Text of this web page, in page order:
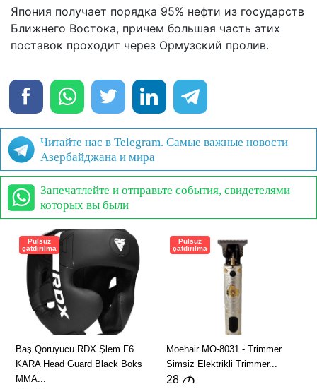
Япония получает порядка 95% нефти из государств
Ближнего Востока, причем большая часть этих
поставок проходит через Ормузский пролив.
Читайте нас в Telegram. Самые важные новости
Азербайджана и мира
Запечатлейте и отправьте события, свидетелями
которых вы были